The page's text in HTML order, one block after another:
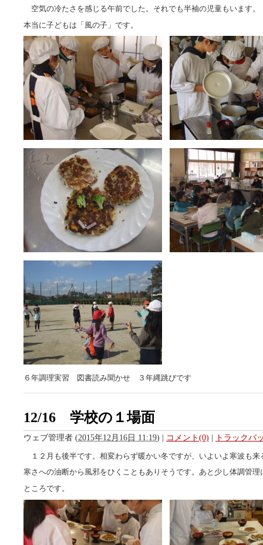
空気の冷たさを感じる午前でした。それでも半袖の児童もいます。
本当に子どもは「風の子」です。
６年調理実習 図書読み聞かせ ３年縄跳びです
12/16 学校の１場面
ウェブ管理者 (2015年12月16日 11:19) | コメント(0) | トラックバ
１２月も後半です。相変わらず暖かい冬ですが、いよいよ寒波も来
寒さへの油断から風邪をひくこともありそうです。あと少し体調管理
ところです。